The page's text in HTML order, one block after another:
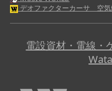
デオファクターカーサ 空気
電設資材・電線・